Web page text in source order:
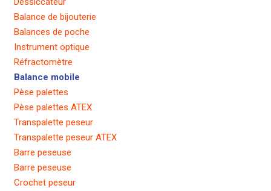
Balance de bijouterie
Balances de poche
Instrument optique
Réfractomètre
Balance mobile
Pèse palettes
Pèse palettes ATEX
Transpalette peseur
Transpalette peseur ATEX
Barre peseuse
Barre peseuse
Crochet peseur